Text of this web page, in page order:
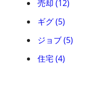
売却 (12)
ギグ (5)
ジョブ (5)
住宅 (4)